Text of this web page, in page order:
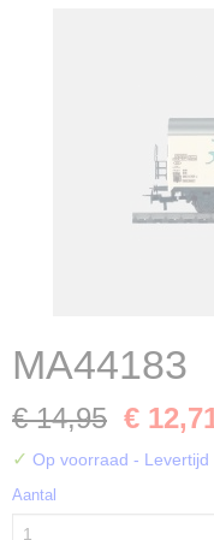
MA44183
€ 14,95 €
✓ Op voorraad - Levertijd
Aantal